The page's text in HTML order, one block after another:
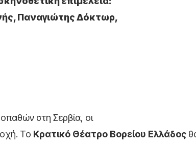
Παναγιώτης Δόκτωρ,
στη Σερβία, οι
Το Κρατικό Θέατρο Βορείου Ελλάδος